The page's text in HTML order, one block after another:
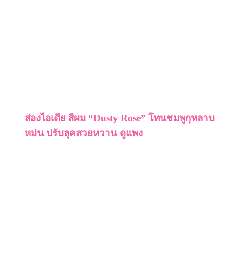
ส่องไอเดีย สีผม “Dusty Rose” โทนชมพูกุหลาบ
หม่น ปรับลุคสวยหวาน ดูแพง